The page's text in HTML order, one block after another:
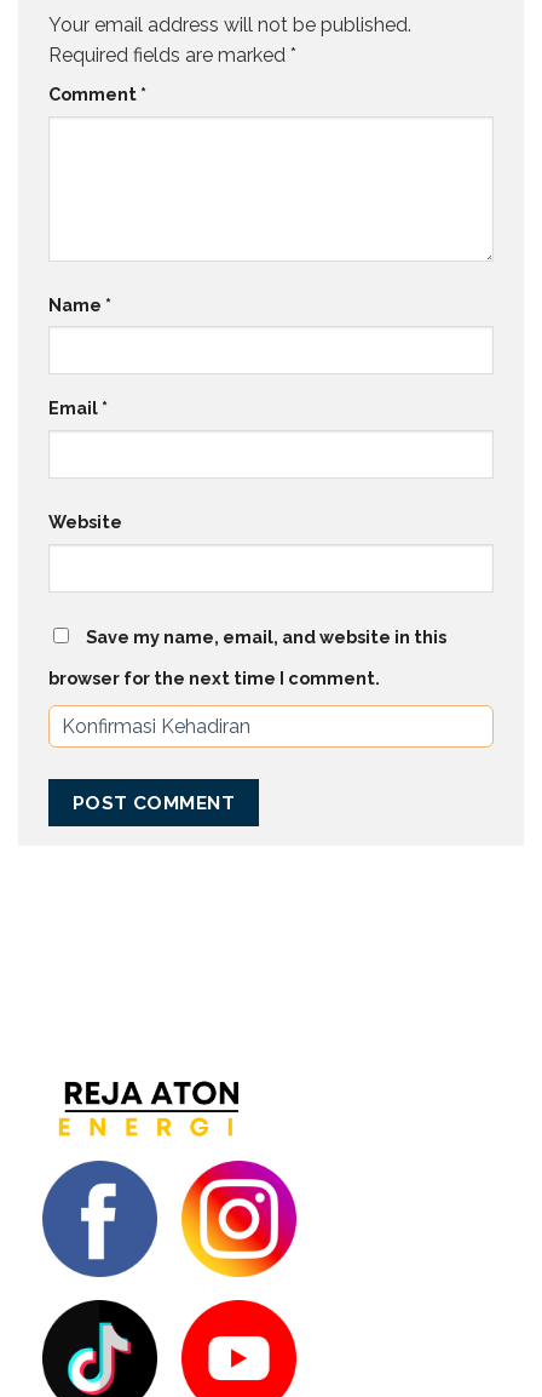
Your email address will not be published.
Required fields are marked *
Comment *
Name *
Email *
Website
Save my name, email, and website in this
browser for the next time I comment.